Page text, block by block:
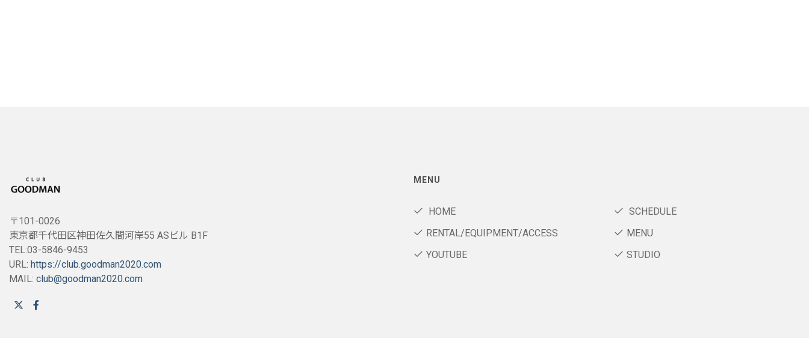
〒101-0026
東京都千代田区神田佐久間河岸55 ASビル B1F
TEL:03-5846-9453
URL: https://club.goodman2020.com
MAIL: club@goodman2020.com
MENU
HOME
SCHEDULE
RENTAL/EQUIPMENT/ACCESS
MENU
YOUTUBE
STUDIO